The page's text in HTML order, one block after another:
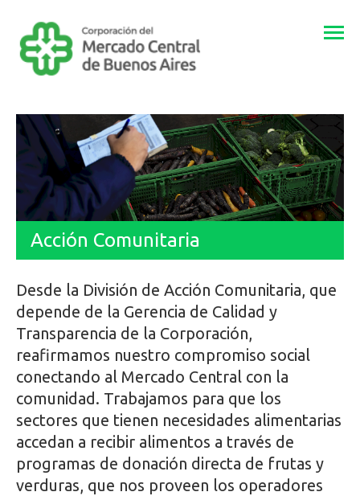
Acción Comunitaria
Desde la División de Acción Comunitaria, que
depende de la Gerencia de Calidad y
Transparencia de la Corporación,
reafirmamos nuestro compromiso social
conectando al Mercado Central con la
comunidad. Trabajamos para que los
sectores que tienen necesidades alimentarias
accedan a recibir alimentos a través de
programas de donación directa de frutas y
verduras, que nos proveen los operadores